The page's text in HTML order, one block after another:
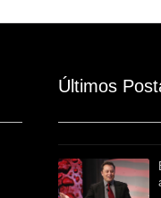
Últimos